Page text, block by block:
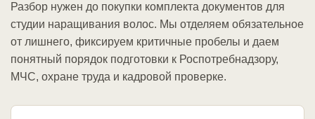
Разбор нужен до покупки комплекта документов для
студии наращивания волос. Мы отделяем обязательное
от лишнего, фиксируем критичные пробелы и даем
понятный порядок подготовки к Роспотребнадзору,
МЧС, охране труда и кадровой проверке.